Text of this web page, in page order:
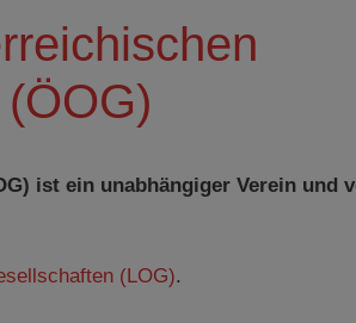
ist ein unabhängiger Verein und
(LOG).